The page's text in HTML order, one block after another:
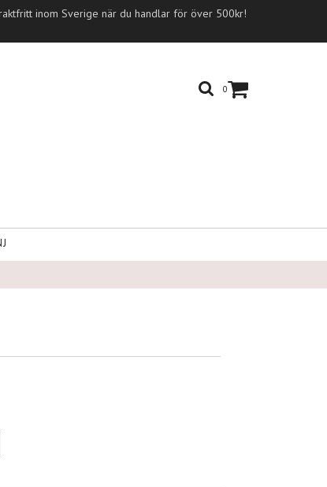
inom Sverige när du handlar för över 500kr!
0